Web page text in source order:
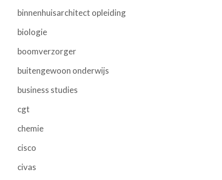
binnenhuisarchitect opleiding
biologie
boomverzorger
buitengewoon onderwijs
business studies
cgt
chemie
cisco
civas